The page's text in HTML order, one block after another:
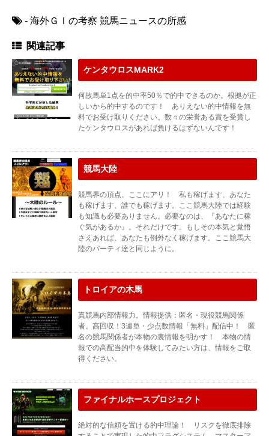
- 海外ＧＩの考察 競馬ニュースの所感
関連記事
ケンタウロスMARK2
何故馬単1点を的中率50％で的中できるのか。根拠が正
しいから的中するのです！ ありえない的中情報を無
料でお受け取りください。数々の栄誉ある賞を受賞し
たケンタウロスがあれば負けるはずないんです！
競馬大陸
競馬界の頂点、ここにアリ！ 私も稼げます、あなた
も稼げます、誰でも稼げます。ここ競馬大陸では経験
も知識も必要ありません。必要なのは、『あなたに稼
ぐ気があるか』。それだけです。もしその本気と覚悟
さえあれば、あなたも例外なく稼げます。ここ競馬大
陸のパーティ達と同じように。
トロイアの木馬
真競馬内部情報力。情報提供：匿名・現役競馬関係
者。高回収！3連単・少点数情報「無料」配信中！ 匿
名の競馬関係者が本物の裏情報を明かす！ 本物の情
報での高配当的中を体験してみたい方は、情報をご取
得ください。
ファイナルホースプロジェクト
絶対的な信頼を置ける的中理論！ リスクを徹底排除